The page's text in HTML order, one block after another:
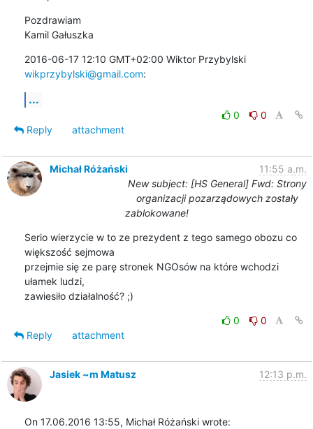
Pozdrawiam
Kamil Gałuszka
2016-06-17 12:10 GMT+02:00 Wiktor Przybylski
wikprzybylski@gmail.com:
...
0
0
Reply
attachment
Michał Różański
11:55 a.m.
New subject: [HS General] Fwd: Strony
organizacji pozarządowych zostały
zablokowane!
Serio wierzycie w to ze prezydent z tego samego obozu co
większość sejmowa
przejmie się ze parę stronek NGOsów na które wchodzi
ułamek ludzi,
zawiesiło działalność? ;)
0
0
Reply
attachment
Jasiek ~m Matusz 12:13 p.m.
On 17.06.2016 13:55, Michał Różański wrote: